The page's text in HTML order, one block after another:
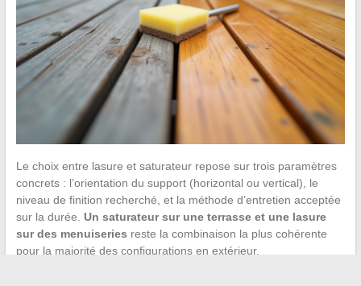
Le choix entre lasure et saturateur repose sur trois paramètres
concrets : l’orientation du support (horizontal ou vertical), le
niveau de finition recherché, et la méthode d’entretien acceptée
sur la durée. Un saturateur sur une terrasse et une lasure
sur des menuiseries reste la combinaison la plus cohérente
pour la majorité des configurations en extérieur.